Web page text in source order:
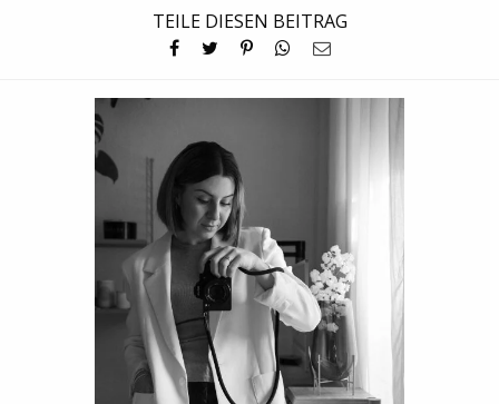
TEILE DIESEN BEITRAG